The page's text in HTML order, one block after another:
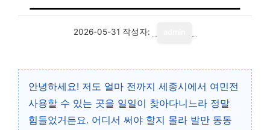
2026-05-31 작성자:
안녕하세요! 저도 얼마 전까지 세종시에서 여민전
사용할 수 있는 곳을 일일이 찾아다니느라 정말
힘들었거든요. 어디서 써야 할지 몰라 발만 동동